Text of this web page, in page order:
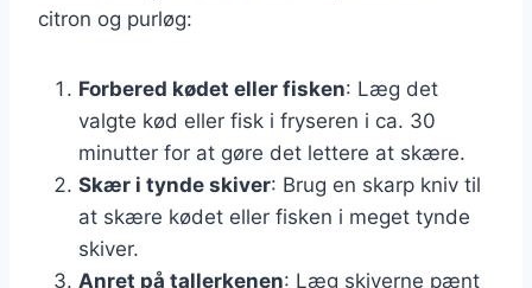
citron og purløg:
Forbered kødet eller fisken: Læg det
valgte kød eller fisk i fryseren i ca. 30
minutter for at gøre det lettere at skære.
Skær i tynde skiver: Brug en skarp kniv til
at skære kødet eller fisken i meget tynde
skiver.
Anret på tallerkenen: Læg skiverne pænt